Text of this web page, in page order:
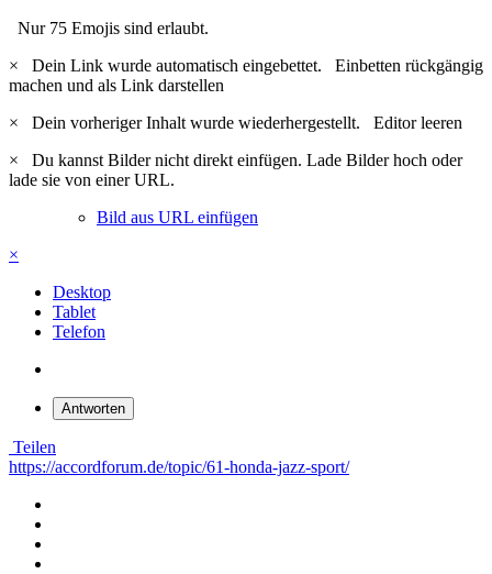
Nur 75 Emojis sind erlaubt.
×
Dein Link wurde automatisch eingebettet. Einbetten rückgängig
machen und als Link darstellen
×
Dein vorheriger Inhalt wurde wiederhergestellt. Editor leeren
×
Du kannst Bilder nicht direkt einfügen. Lade Bilder hoch oder
lade sie von einer URL.
Bild aus URL einfügen
×
Desktop
Tablet
Telefon
Antworten
Teilen
https://accordforum.de/topic/61-honda-jazz-sport/